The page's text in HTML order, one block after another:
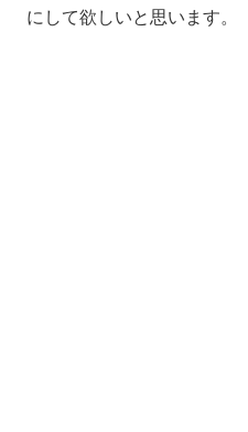
にして欲しいと思います。